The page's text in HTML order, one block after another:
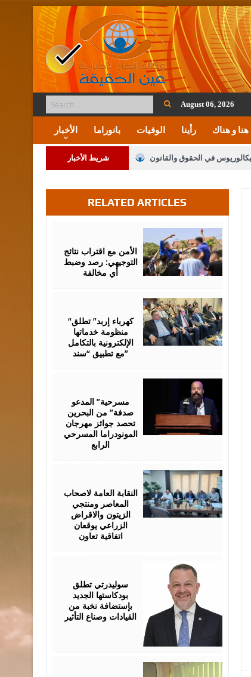
August 06, 2026
الأخبار بانوراما الوفيات رأينا و هناك
شريط الأخبار في الحقوق والقانون
على شراكة فاعلة مع الإعلام
يلتقي مجموعة من رفاق السلاح
مبارك وبكم تزهو المناصب
RELATED ARTICLES
الأمن مع اقتراب نتائج
التوجيهي: رصد وضبط
أي مخالفة
2026
“كهرباء إربد” تطلق
منظومة خدماتها
الإلكترونية بالتكامل
مع تطبيق “سند”
مسرحية” المدعو
صدفة” من البحرين
تحصد جوائز مهرجان
المونودراما المسرحي
الرابع
النقابة العامة لاصحاب
المعاصر ومنتجي
الزيتون والاقراض
الزراعي يوقعان
اتفاقية تعاون
2026
سوليدرتي تطلق
بودكاستها الجديد
بإستضافة نخبة من
القيادات وصناع التأثير